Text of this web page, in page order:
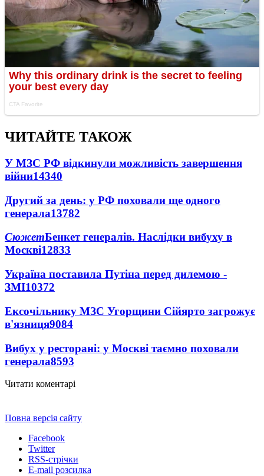
ЧИТАЙТЕ ТАКОЖ
У МЗС РФ відкинули можливість завершення
війни14340
Другий за день: у РФ поховали ще одного
генерала13782
СюжетБенкет генералів. Наслідки вибуху в
Москві12833
Україна поставила Путіна перед дилемою -
ЗМІ10372
Ексочільнику МЗС Угорщини Сійярто загрожує
в'язниця9084
Вибух у ресторані: у Москві таємно поховали
генерала8593
Читати коментарі
Повна версія сайту
Facebook
Twitter
RSS-стрічки
E-mail розсилка